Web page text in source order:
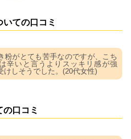
ての口コミ
粉がとても苦手なのですが、こち
辛いと言うよりスッキリ感が強
けしそうでした。(20代女性)
口コミ